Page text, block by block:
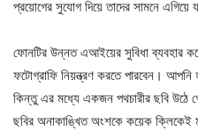
প্রয়োগের সুযোগ দিয়ে তাদের সামনে এগিয়ে
ফোনটির উন্নত এআইয়ের সুবিধা ব্যবহার
ফটোগ্রাফি নিয়ন্ত্রণ করতে পারবেন।
কিন্তু এর মধ্যে একজন পথচারীর ছবি উঠে
ছবির অনাকাঙ্খিত অংশকে কয়েক ক্লিকেই